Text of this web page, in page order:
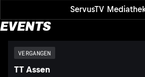
ServusTV
EVENTS
VERGANGEN
TT Assen